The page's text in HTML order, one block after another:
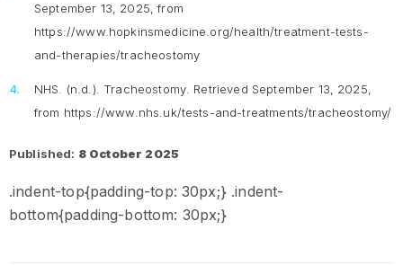
September 13, 2025, from
https://www.hopkinsmedicine.org/health/treatment-tests-
and-therapies/tracheostomy
NHS. (n.d.). Tracheostomy . Retrieved September 13, 2025,
from https://www.nhs.uk/tests-and-treatments/tracheostomy/
Published: 8 October 2025
.indent-top{padding-top: 30px;} .indent-
bottom{padding-bottom: 30px;}